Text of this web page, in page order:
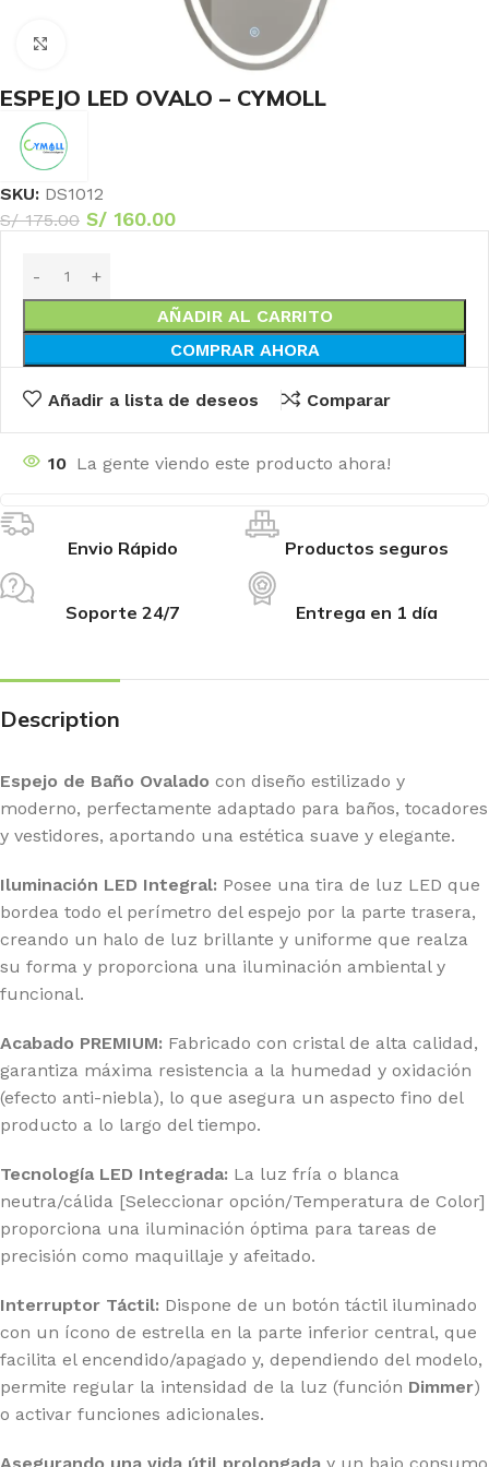
Haga Click para agrandar
ESPEJO LED OVALO – CYMOLL
SKU: DS1012
S/175.00 S/ 160.00
AÑADIR AL CARRITO
COMPRAR AHORA
Añadir a lista de deseos Comparar
10 La gente viendo este producto ahora!
Envio Rápido Productos seguros
Soporte 24/7 Entrega en 1 día
Description
Espejo de Baño Ovalado con diseño estilizado y
moderno, perfectamente adaptado para baños, tocadores
y vestidores, aportando una estética suave y elegante.
Iluminación LED Integral: Posee una tira de luz LED que
bordea todo el perímetro del espejo por la parte trasera,
creando un halo de luz brillante y uniforme que realza
su forma y proporciona una iluminación ambiental y
funcional.
Acabado PREMIUM: Fabricado con cristal de alta calidad,
garantiza máxima resistencia a la humedad y oxidación
(efecto anti-niebla), lo que asegura un aspecto fino del
producto a lo largo del tiempo.
Tecnología LED Integrada: La luz fría o blanca
neutra/cálida [Seleccionar opción/Temperatura de Color]
proporciona una iluminación óptima para tareas de
precisión como maquillaje y afeitado.
Interruptor Táctil: Dispone de un botón táctil iluminado
con un ícono de estrella en la parte inferior central, que
facilita el encendido/apagado y, dependiendo del modelo,
permite regular la intensidad de la luz (función Dimmer)
o activar funciones adicionales.